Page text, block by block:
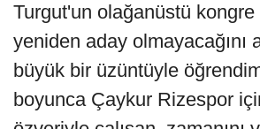
Turgut'un olağanüstü kongre
yeniden aday olmayacağını
büyük bir üzüntüyle
boyunca Çaykur Rizespor